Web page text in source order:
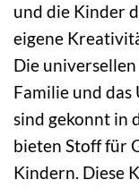
und die Kinder
eigene
Die
Familie und
sind gekonnt in
bieten Stoff für
Kindern. Diese